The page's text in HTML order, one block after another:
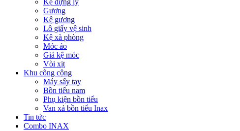
Kệ đựng ly
Gương
Kệ gương
Lô giấy vệ sinh
Kệ xà phòng
Móc áo
Giá kệ móc
Vòi xịt
Khu công cộng
Máy sấy tay
Bồn tiểu nam
Phụ kiện bồn tiểu
Van xả bồn tiểu Inax
Tin tức
Combo INAX